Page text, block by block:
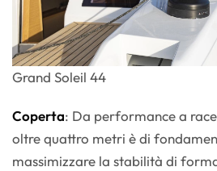
Grand Soleil 44
Coperta: Da performance a
oltre quattro metri è di
massimizzare la stabilità di